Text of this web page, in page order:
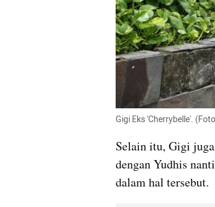
Gigi Eks 'Cherrybelle'.
Selain itu, Gigi
dengan Yudhis
dalam hal tersebut.